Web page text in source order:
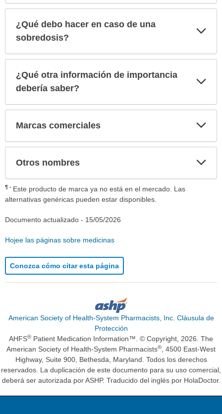
¿Qué debo hacer en caso de una
sobredosis?
¿Qué otra información de importancia
debería saber?
Marcas comerciales
Otros nombres
¶
Este producto de marca ya no está en el mercado. Las
alternativas genéricas pueden estar disponibles.
Documento actualizado - 15/05/2026
Hojee las páginas sobre medicinas
Conozca cómo citar esta página
American Society of Health-System Pharmacists, Inc. Cláusula de
Protección
AHFS® Patient Medication Information™. © Copyright, 2026. The
American Society of Health-System Pharmacists®
, 4500 East-West
Highway, Suite 900, Bethesda, Maryland. Todos los derechos
reservados. La duplicación de este documento para su uso comercial,
deberá ser autorizada por ASHP. Traducido del inglés por HolaDoctor.